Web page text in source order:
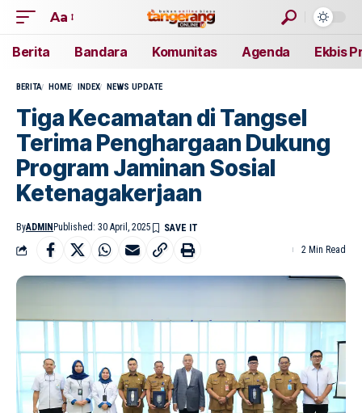
Aa
Berita Bandara Komunitas Agenda Ekbis
BERITA HOME INDEX NEWS UPDATE
Tiga Kecamatan di Tangsel
Terima Penghargaan Dukung
Program Jaminan Sosial
Ketenagakerjaan
ByADMIN Published: 30 April, 2025
2 Min Read